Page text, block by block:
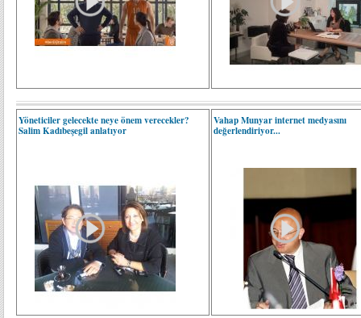
Yöneticiler gelecekte neye önem verecekler?
Salim Kadıbeşegil anlatıyor
Vahap Munyar internet medyasını
değerlendiriyor...